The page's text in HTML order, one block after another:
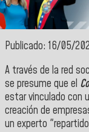
Publicado: 16/05/
A través de la red
se presume que el
estar vinculado con
creación de
un experto